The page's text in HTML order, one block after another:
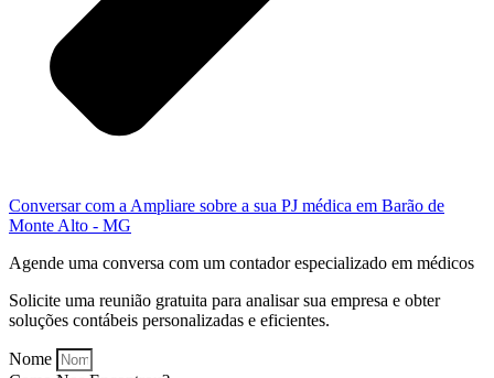
Conversar com a Ampliare sobre a sua PJ médica em Barão de
Monte Alto - MG
Agende uma conversa com um contador especializado em médicos
Solicite uma reunião gratuita para analisar sua empresa e obter
soluções contábeis personalizadas e eficientes.
Nome